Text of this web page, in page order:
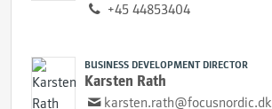
+45 44853404
BUSINESS DEVELOPMENT DIRECTOR
Karsten Rath
karsten.rath@focusnordic.dk